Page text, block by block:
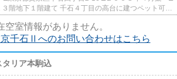
４丁目の高台に建つペット可高
空室情報がありません。
千石Ⅱへのお問い合わせはこちら
タリア本駒込